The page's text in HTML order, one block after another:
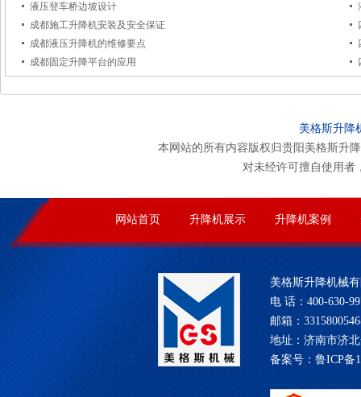
液压登车桥边坡设计
成都施工升降机安装及安全保证
成都液压升降机的维修要点
成都固定升降平台的应用
美格斯升降
本网站的所有内容版权归贵阳美格斯升
对未经许可擅自使用者
网站首页 升降机展示 升降机案例
美格斯升降机械
电 话：400-630-
邮箱：
地址：济南市济
备案号： 鲁ICP备